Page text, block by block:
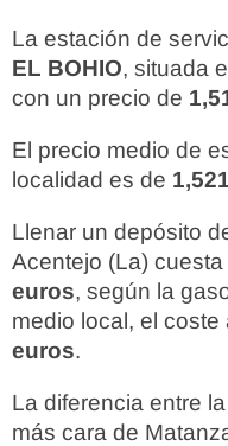
La estación de
EL BOHIO, situada
con un precio de
El precio medio de
localidad es de
Llenar un depósito
Acentejo (La)
euros, según la
medio local, el
euros.
La diferencia entre
más cara de